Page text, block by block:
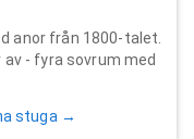
anor från 1800-talet.
- fyra sovrum med
stuga →